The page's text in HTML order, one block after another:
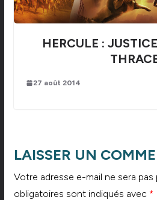
HERCULE :
27 août 2014
LAISSER UN
Votre adresse e-mail ne sera pas
obligatoires sont indiqués avec *